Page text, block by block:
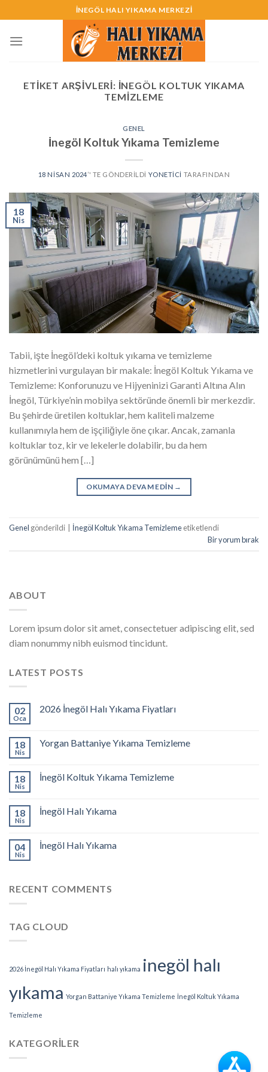
to
content
İNEGÖL HALI YIKAMA MERKEZİ
ETIKET ARŞIVLERI: İNEGÖL KOLTUK YIKAMA
TEMIZLEME
GENEL
İnegöl Koltuk Yıkama Temizleme
18 NISAN 2024’' TE GÖNDERILDI YONETICI TARAFINDAN
18
Nis
Tabii, işte İnegöl’deki koltuk yıkama ve temizleme
hizmetlerini vurgulayan bir makale: İnegöl Koltuk Yıkama ve
Temizleme: Konforunuzu ve Hijyeninizi Garanti Altına Alın
İnegöl, Türkiye’nin mobilya sektöründe önemli bir merkezdir.
Bu şehirde üretilen koltuklar, hem kaliteli malzeme
kullanımıyla hem de işçiliğiyle öne çıkar. Ancak, zamanla
koltuklar toz, kir ve lekelerle dolabilir, bu da hem
görünümünü hem […]
OKUMAYA DEVAM EDIN →
Genel gönderildi İnegöl Koltuk Yıkama Temizlemeetiketlendi
Bir yorum bırak
ABOUT
Lorem ipsum dolor sit amet, consectetuer adipiscing elit, sed
diam nonummy nibh euismod tincidunt.
LATEST POSTS
02
Oca
2026 İnegöl Halı Yıkama Fiyatları
18
Nis
Yorgan Battaniye Yıkama Temizleme
18
Nis
İnegöl Koltuk Yıkama Temizleme
18
Nis
İnegöl Halı Yıkama
04
Nis
İnegöl Halı Yıkama
RECENT COMMENTS
TAG CLOUD
2026 İnegöl Halı Yıkama Fiyatları halı yıkama inegöl halı
yıkama Yorgan Battaniye Yıkama Temizleme İnegöl Koltuk Yıkama
Temizleme
KATEGORILER